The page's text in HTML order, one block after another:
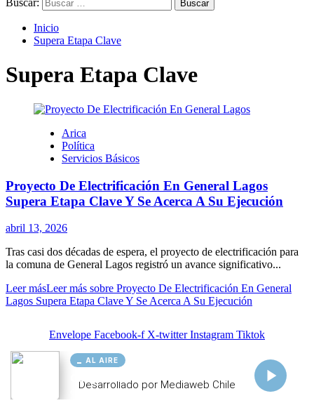
AL AIRE
Cargando...
Conectando...